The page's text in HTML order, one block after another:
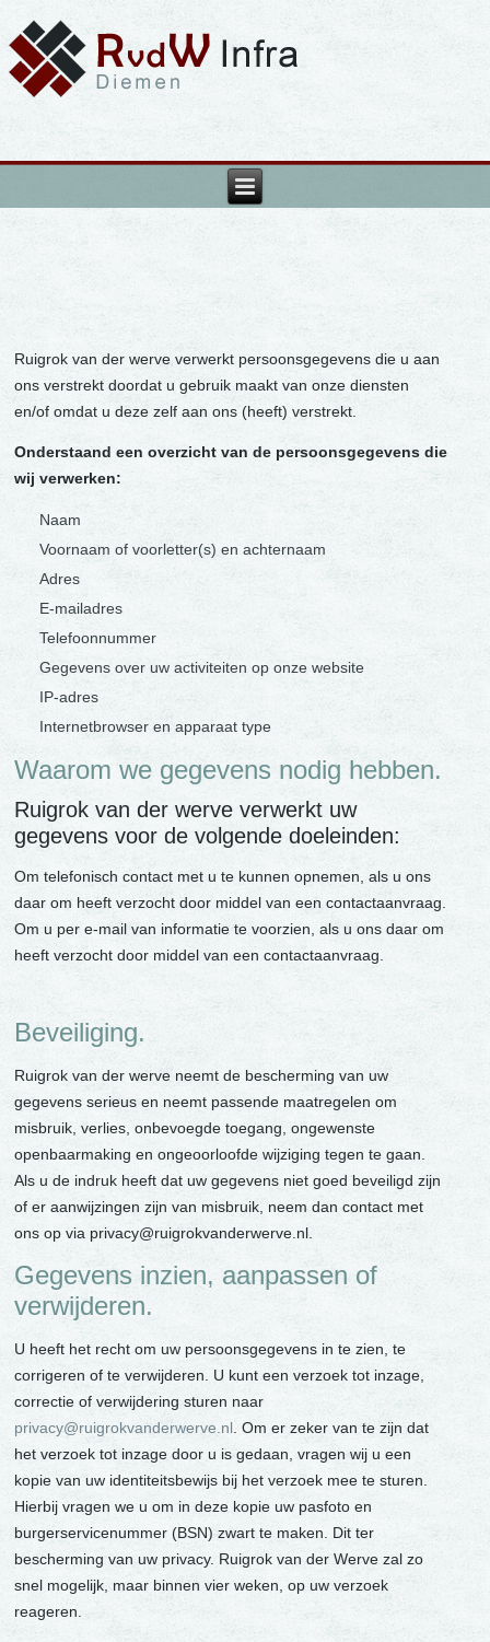
Ruigrok van der werve verwerkt persoonsgegevens die u aan
ons verstrekt doordat u gebruik maakt van onze diensten
en/of omdat u deze zelf aan ons (heeft) verstrekt.
Onderstaand een overzicht van de persoonsgegevens die
wij verwerken:
Naam
Voornaam of voorletter(s) en achternaam
Adres
E-mailadres
Telefoonnummer
Gegevens over uw activiteiten op onze website
IP-adres
Internetbrowser en apparaat type
Waarom we gegevens nodig hebben.
Ruigrok van der werve verwerkt uw
gegevens voor de volgende doeleinden:
Om telefonisch contact met u te kunnen opnemen, als u ons
daar om heeft verzocht door middel van een contactaanvraag.
Om u per e-mail van informatie te voorzien, als u ons daar om
heeft verzocht door middel van een contactaanvraag.
Beveiliging.
Ruigrok van der werve neemt de bescherming van uw
gegevens serieus en neemt passende maatregelen om
misbruik, verlies, onbevoegde toegang, ongewenste
openbaarmaking en ongeoorloofde wijziging tegen te gaan.
Als u de indruk heeft dat uw gegevens niet goed beveiligd zijn
of er aanwijzingen zijn van misbruik, neem dan contact met
ons op via privacy@ruigrokvanderwerve.nl.
Gegevens inzien, aanpassen of
verwijderen.
U heeft het recht om uw persoonsgegevens in te zien, te
corrigeren of te verwijderen. U kunt een verzoek tot inzage,
correctie of verwijdering sturen naar
privacy@ruigrokvanderwerve.nl. Om er zeker van te zijn dat
het verzoek tot inzage door u is gedaan, vragen wij u een
kopie van uw identiteitsbewijs bij het verzoek mee te sturen.
Hierbij vragen we u om in deze kopie uw pasfoto en
burgerservicenummer (BSN) zwart te maken. Dit ter
bescherming van uw privacy. Ruigrok van der Werve zal zo
snel mogelijk, maar binnen vier weken, op uw verzoek
reageren.